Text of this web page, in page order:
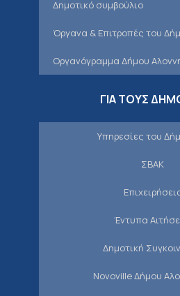
Δημοτικό συμβούλιο
Όργανα & Επιτροπές του
Οργανόγραμμα Δήμου
ΓΙΑ ΤΟΥΣ
Υπηρεσίες του
ΣΒΑΚ
Έντυπα
Δημοτική
Novoville Δήμου